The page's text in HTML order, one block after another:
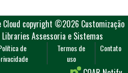
copyright ©2026 Customização
Assessoria e Sistemas
de
Termos de
uso
Contato